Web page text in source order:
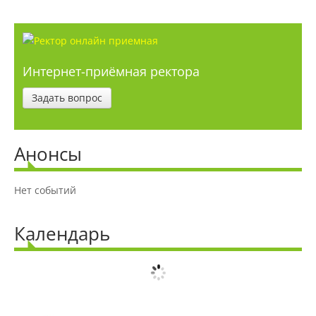
Целевой прием
Общежития
Среднее профессиональное
Высшее на базе СПО, второе высшее
Подготовка к ЕГЭ и ОГЭ
Интернет-приёмная ректора
Задать вопрос
Анонсы
Нет событий
Календарь